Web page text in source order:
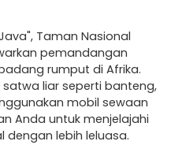
Taman Nasional
pemandangan
rumput di Afrika.
liar seperti banteng,
mobil sewaan
Anda untuk menjelajahi
dengan lebih leluasa.